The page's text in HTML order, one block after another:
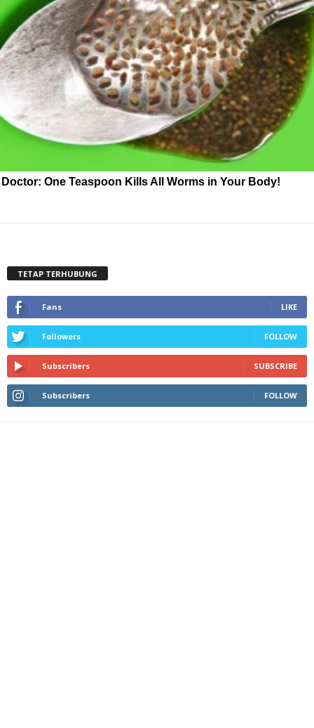
Doctor: One Teaspoon Kills All Worms in Your Body!
TETAP TERHUBUNG
Fans LIKE
Followers FOLLOW
Subscribers SUBSCRIBE
Subscribers FOLLOW